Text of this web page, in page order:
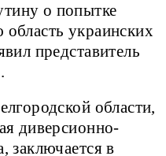
о попытке
украинских
представитель
области,
диверсионно-
заключается в